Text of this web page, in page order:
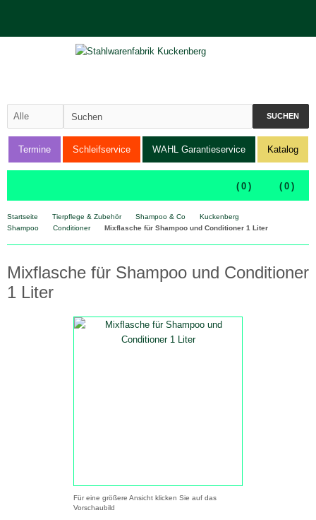
SUCHEN
Termine Schleifservice WAHL Garantieservice Katalog
( 0 )
( 0 )
Startseite Tierpflege & Zubehör Shampoo & Co
Kuckenberg
Shampoo
Conditioner Mixflasche für Shampoo und Conditioner 1 Liter
Mixflasche für Shampoo und Conditioner
1 Liter
Für eine größere Ansicht klicken Sie auf das
Vorschaubild